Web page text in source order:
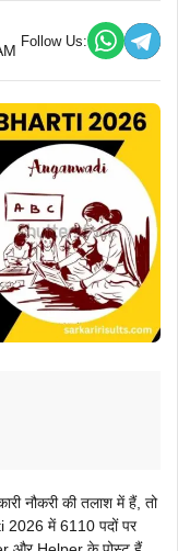
Follow Us:
नौकरी की तलाश में हैं, तो
में 6110 पदों पर